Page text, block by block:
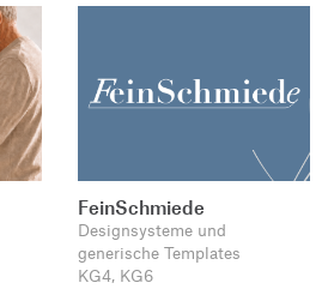
FeinSchmiede
Designsysteme und
generische Templates
KG4, KG6